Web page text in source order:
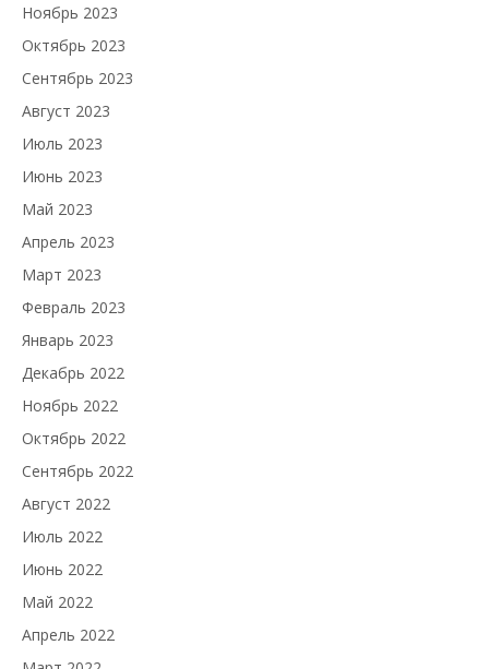
Ноябрь 2023
Октябрь 2023
Сентябрь 2023
Август 2023
Июль 2023
Июнь 2023
Май 2023
Апрель 2023
Март 2023
Февраль 2023
Январь 2023
Декабрь 2022
Ноябрь 2022
Октябрь 2022
Сентябрь 2022
Август 2022
Июль 2022
Июнь 2022
Май 2022
Апрель 2022